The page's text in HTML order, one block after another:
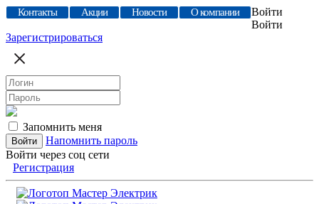
Контакты Акции Новости О компании
Войти
Войти
Зарегистрироваться
Запомнить меня
Напомнить пароль
Войти через соц сети
Регистрация